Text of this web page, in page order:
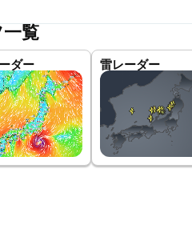
覧
ダー 雷レーダー